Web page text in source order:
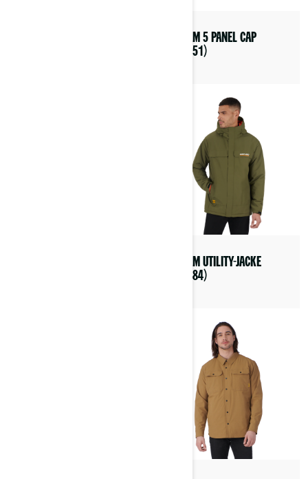
CAN-AM 5 PANEL CAP
(454851)
CAN-AM UTILITY-JACKE
(454784)